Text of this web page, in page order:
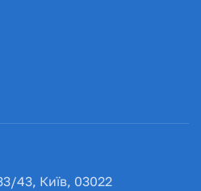
43, Київ, 03022